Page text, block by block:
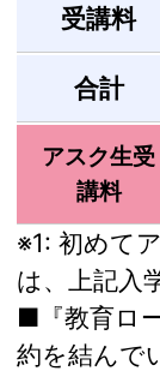
受講料
合計
アスク生受
講料
※1: 初めて
は、上記入
■『教育ロ
約を結んで